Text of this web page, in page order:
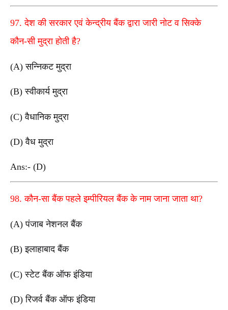
97. देश की सरकार एवं केन्द्रीय बैंक द्वारा जारी नोट व सिक्के
कौन-सी मुद्रा होती है?
(A) सन्निकट मुद्रा
(B) स्वीकार्य मुद्रा
(C) वैधानिक मुद्रा
(D) वैध मुद्रा
Ans:- (D)
98. कौन-सा बैंक पहले इम्पीरियल बैंक के नाम जाना जाता था?
(A) पंजाब नेशनल बैंक
(B) इलाहाबाद बैंक
(C) स्टेट बैंक ऑफ इंडिया
(D) रिजर्व बैंक ऑफ इंडिया